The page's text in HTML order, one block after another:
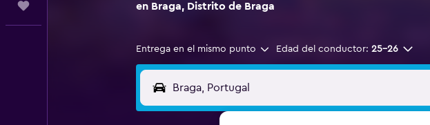
en Braga, Distrito de Braga
Entrega en el mismo punto Edad del conductor: 25-26